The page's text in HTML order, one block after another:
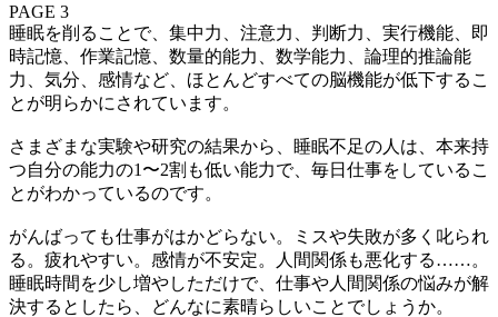
PAGE 3
睡眠を削ることで、集中力、注意力、判断力、実行機能、即
時記憶、作業記憶、数量的能力、数学能力、論理的推論能
力、気分、感情など、ほとんどすべての脳機能が低下するこ
とが明らかにされています。
さまざまな実験や研究の結果から、睡眠不足の人は、本来持
つ自分の能力の1〜2割も低い能力で、毎日仕事をしているこ
とがわかっているのです。
がんばっても仕事がはかどらない。ミスや失敗が多く叱られ
る。疲れやすい。感情が不安定。人間関係も悪化する……。
睡眠時間を少し増やしただけで、仕事や人間関係の悩みが解
決するとしたら、どんなに素晴らしいことでしょうか。